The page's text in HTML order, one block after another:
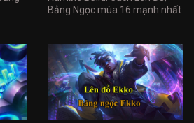
Bảng Ngọc mùa 16 mạnh nhất